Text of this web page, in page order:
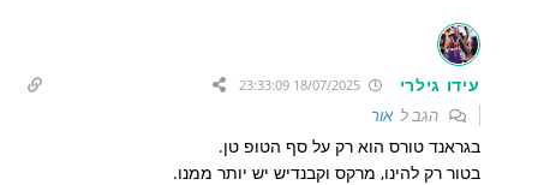
עידו גילרי 18/07/2025 23:33:09
הגב לאור
בגראנד טורס הוא רק על סף הטופ טן.
בטור רק להינו, מרקס וקבנדיש יש יותר ממנו.